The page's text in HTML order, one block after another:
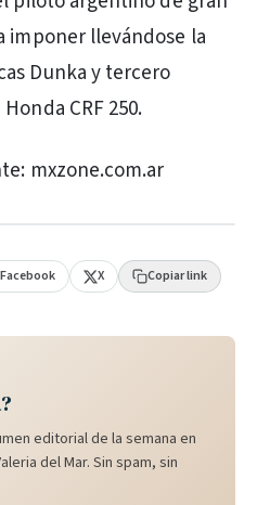
imponer llevándose la
Dunka y tercero
CRF 250.
mxzone.com.ar
Facebook X Copiar link
editorial de la semana en
del Mar. Sin spam, sin